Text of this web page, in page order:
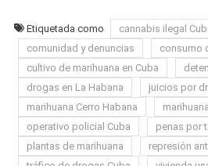
Etiquetada como
cannabis ilegal
comunidad y denuncias
consumo
cultivo de marihuana en Cuba
drogas en La Habana
juicios por
marihuana Cerro Habana
operativo policial Cuba
penas por
plantas de marihuana
represión